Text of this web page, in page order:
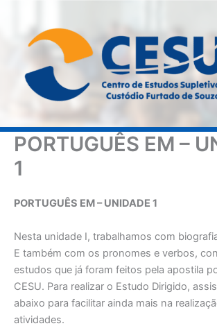
PORTUGUÊS EM –
1
PORTUGUÊS EM – UNIDADE 1
Nesta unidade I, trabalhamos com
E também com os pronomes e verbos,
estudos que já foram feitos pela apostila
CESU. Para realizar o Estudo Dirigido,
abaixo para facilitar ainda mais na
atividades.